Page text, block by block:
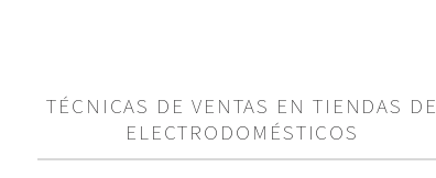
TÉCNICAS DE VENTAS EN TIENDAS DE
ELECTRODOMÉSTICOS